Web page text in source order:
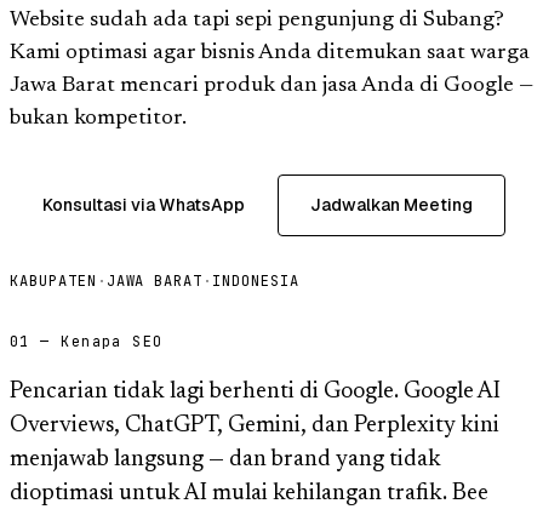
Website sudah ada tapi sepi pengunjung di Subang?
Kami optimasi agar bisnis Anda ditemukan saat warga
Jawa Barat mencari produk dan jasa Anda di Google —
bukan kompetitor.
Konsultasi via WhatsApp Jadwalkan Meeting
KABUPATEN · JAWA BARAT · INDONESIA
01 — Kenapa SEO
Pencarian tidak lagi berhenti di Google. Google AI
Overviews, ChatGPT, Gemini, dan Perplexity kini
menjawab langsung — dan brand yang tidak
dioptimasi untuk AI mulai kehilangan trafik. Bee